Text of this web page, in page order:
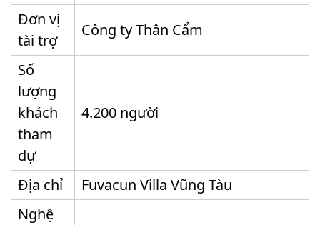
Đơn vị
tài trợ
Công ty Thân Cẩm
Số
lượng
khách
tham
dự
4.200 người
Địa chỉ
Fuvacun Villa Vũng Tàu
Nghệ